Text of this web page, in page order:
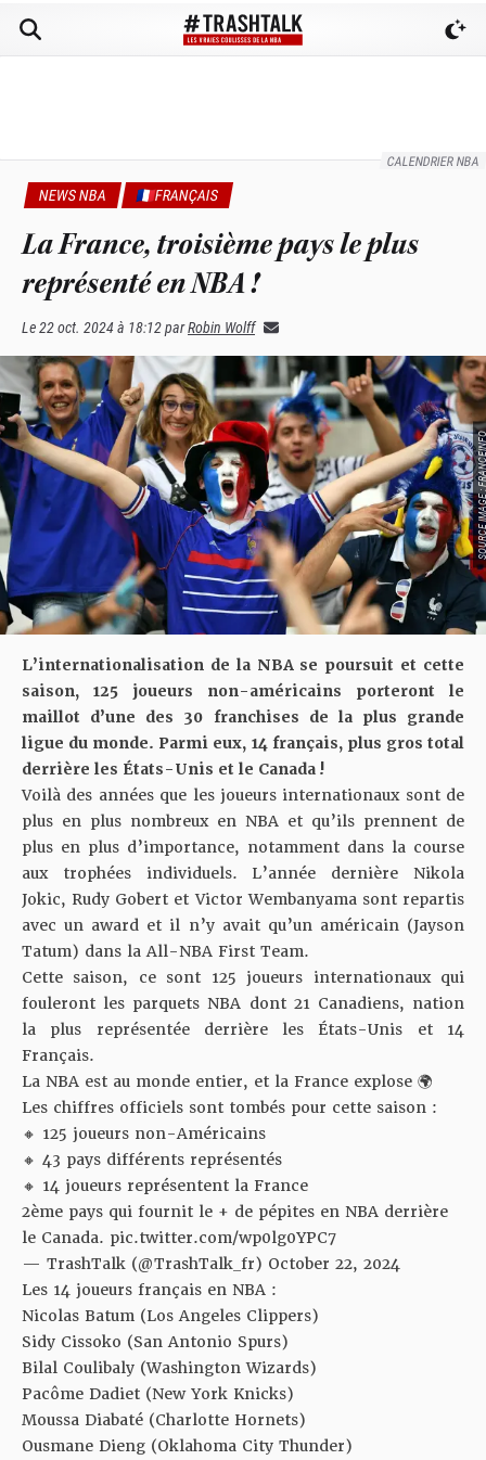
CALENDRIER NBA
NEWS NBA 🇫🇷FRANÇAIS
La France, troisième pays le plus
représenté en NBA !
Le22 oct. 2024 à 18:12parRobin Wolff
SOURCE
L’internationalisation de la NBA se poursuit et cette
saison, 125 joueurs non-américains porteront le
maillot d’une des 30 franchises de la plus grande
ligue du monde. Parmi eux, 14 français, plus gros total
derrière les États-Unis et le Canada !
Voilà des années que les joueurs internationaux sont de
plus en plus nombreux en NBA et qu’ils prennent de
plus en plus d’importance, notamment dans la course
aux trophées individuels. L’année dernière Nikola
Jokic, Rudy Gobert etVictor Wembanyama sont repartis
avec un award et il n’y avait qu’un américain (Jayson
Tatum) dans la All-NBA First Team.
Cette saison, ce sont 125 joueurs internationaux qui
fouleront les parquets NBA dont 21 Canadiens, nation
la plus représentée derrière les États-Unis et 14
Français.
La NBA est au monde entier, et la France explose 🌍
Les chiffres officiels sont tombés pour cette saison :
🔸 125 joueurs non-Américains
🔸 43 pays différents représentés
🔸 14 joueurs représentent la France
2ème pays qui fournit le + de pépites en NBA derrière
le Canada. pic.twitter.com/wp0lg0YPC7
— TrashTalk (@TrashTalk_fr) October 22, 2024
Les 14 joueurs français en NBA :
Nicolas Batum (Los Angeles Clippers)
Sidy Cissoko (San Antonio Spurs)
Bilal Coulibaly (Washington Wizards)
Pacôme Dadiet (New York Knicks)
Moussa Diabaté (Charlotte Hornets)
Ousmane Dieng (Oklahoma City Thunder)